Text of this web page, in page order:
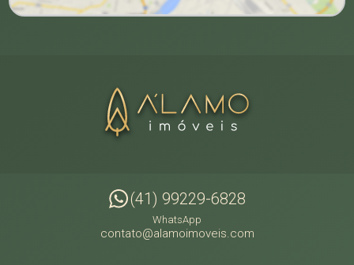
(41) 99229-6828
WhatsApp
contato@alamoimoveis.com